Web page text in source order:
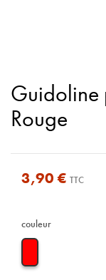
Guidoline
Rouge
3,90 € TTC
couleur